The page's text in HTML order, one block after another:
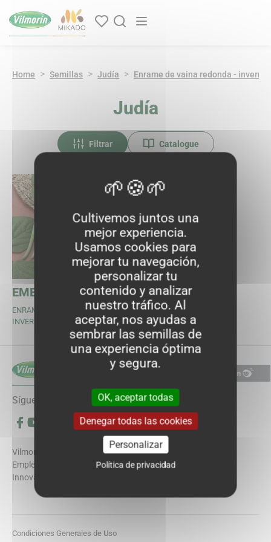
Navegación principal
Home Semillas Judía Enrame de vaina redonda -
Judía
Filtrar Catalogue
EMERITE
ENRAME DE VAINA REDONDA -
INVERNADERO Y CALLE
Síguenos
Síguenos en Facebook (se abre en una nueva ventana)
Síguenos en YouTube (se abre en una nueva ventana)
Síguenos en Instagram (se abre en una nueva ventana)
Vilmorin-Mikado
Empleo
Innovación e investigación
SemillasCatàlogos
Condiciones Generales de Uso
Panel de gestión de cookies
Cultivemos juntos una
mejor experiencia.
Usamos cookies para
mejorar tu navegación,
personalizar tu
contenido y analizar
nuestro tráfico. Al
aceptar, nos ayudas a
sembrar las semillas de
una experiencia óptima
y segura.
OK, aceptar todas
Denegar todas las cookies
Personalizar
Política de privacidad